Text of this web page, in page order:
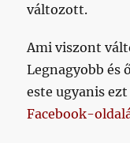
változott.
Ami viszont
Legnagyobb és
este ugyanis
Facebook-